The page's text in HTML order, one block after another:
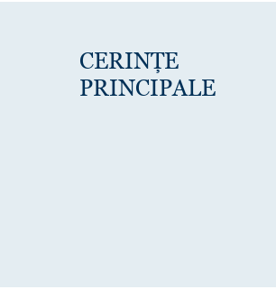
CERINȚE
PRINCIPALE